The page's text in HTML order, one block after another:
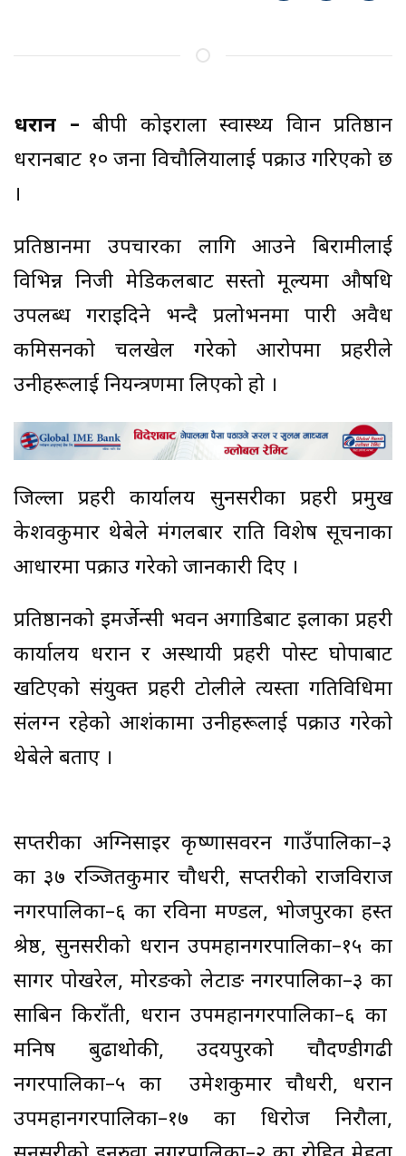
धरान – बीपी कोइराला स्वास्थ्य विज्ञान प्रतिष्ठान
धरानबाट १० जना विचौलियालाई पक्राउ गरिएको छ
।
प्रतिष्ठानमा उपचारका लागि आउने बिरामीलाई
विभिन्न निजी मेडिकलबाट सस्तो मूल्यमा औषधि
उपलब्ध गराइदिने भन्दै प्रलोभनमा पारी अवैध
कमिसनको चलखेल गरेको आरोपमा प्रहरीले
उनीहरूलाई नियन्त्रणमा लिएको हो ।
जिल्ला प्रहरी कार्यालय सुनसरीका प्रहरी प्रमुख
केशवकुमार थेबेले मंगलबार राति विशेष सूचनाका
आधारमा पक्राउ गरेको जानकारी दिए ।
प्रतिष्ठानको इमर्जेन्सी भवन अगाडिबाट इलाका प्रहरी
कार्यालय धरान र अस्थायी प्रहरी पोस्ट घोपाबाट
खटिएको संयुक्त प्रहरी टोलीले त्यस्ता गतिविधिमा
संलग्न रहेको आशंकामा उनीहरूलाई पक्राउ गरेको
थेबेले बताए ।
सप्तरीका अग्निसाइर कृष्णासवरन गाउँपालिका–३
का ३७ रञ्जितकुमार चौधरी, सप्तरीको राजविराज
नगरपालिका–६ का रविना मण्डल, भोजपुरका हस्त
श्रेष्ठ, सुनसरीको धरान उपमहानगरपालिका–१५ का
सागर पोखरेल, मोरङको लेटाङ नगरपालिका–३ का
साबिन किराँती, धरान उपमहानगरपालिका–६ का
मनिष बुढाथोकी, उदयपुरको चौदण्डीगढी
नगरपालिका–५ का उमेशकुमार चौधरी, धरान
उपमहानगरपालिका–१७ का धिरोज निरौला,